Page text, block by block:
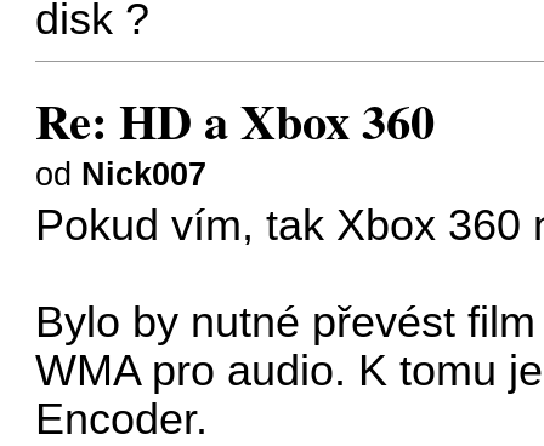
disk ?
Re: HD a Xbox 360
od Nick007
Pokud vím, tak Xbox 360
Bylo by nutné převést
WMA pro audio. K tomu
Encoder.